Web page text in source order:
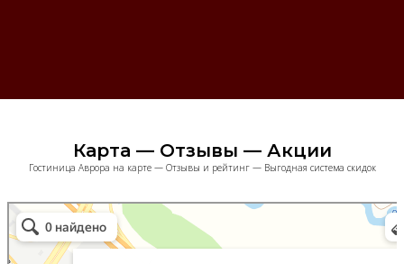
Карта — Отзывы — Акции
Гостиница Аврора на карте — Отзывы и рейтинг — Выгодная система скидок
Аврора
Гостиница в Москве и Московской области